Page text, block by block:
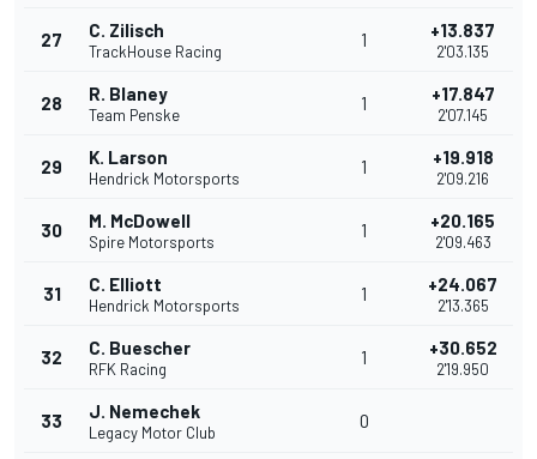
27 C. Zilisch
TrackHouse Racing
1 +13.837
2'03.135
28 R. Blaney
Team Penske
1 +17.847
2'07.145
29 K. Larson
Hendrick Motorsports
1 +19.918
2'09.216
30 M. McDowell
Spire Motorsports
1 +20.165
2'09.463
31 C. Elliott
Hendrick Motorsports
1 +24.067
2'13.365
32 C. Buescher
RFK Racing
1 +30.652
2'19.950
33 J. Nemechek
Legacy Motor Club
0